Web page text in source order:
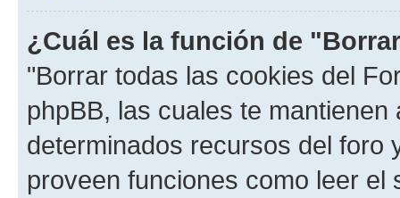
¿Cuál es la función de
"Borrar todas las cookies del
phpBB, las cuales te
determinados recursos del foro
proveen funciones como leer el